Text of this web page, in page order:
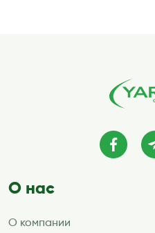
О нас
О компании